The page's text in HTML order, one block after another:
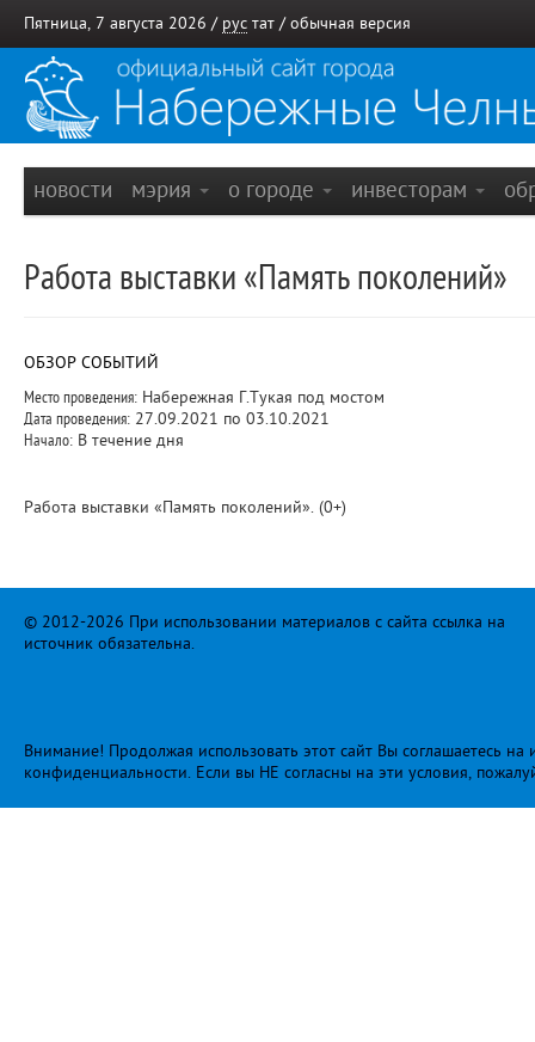
Пятница, 7 августа 2026 / рус тат / обычная версия
новости мэрия о городе инвесторам
Работа выставки «Память поколений»
ОБЗОР СОБЫТИЙ
Место проведения: Набережная Г.Тукая под мостом
Дата проведения: 27.09.2021 по 03.10.2021
Начало: В течение дня
Работа выставки «Память поколений». (0+)
© 2012-2026 При использовании материалов с сайта ссылка на
источник обязательна.
Внимание! Продолжая использовать этот сайт Вы соглашаетесь
конфиденциальности. Если вы НЕ согласны на эти условия,